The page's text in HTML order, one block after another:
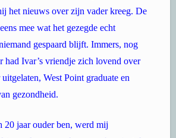
het nieuws over zijn vader kreeg. De
mee wat het gezegde echt
gespaard blijft. Immers, nog
had Ivar’s vriendje zich lovend over
West Point graduate en
gezondheid.
20 jaar ouder ben, werd mij